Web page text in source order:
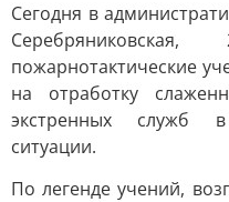
Сегодня в
пожарнотактические
на отработку
экстренных служб
ситуации.
По легенде учений,